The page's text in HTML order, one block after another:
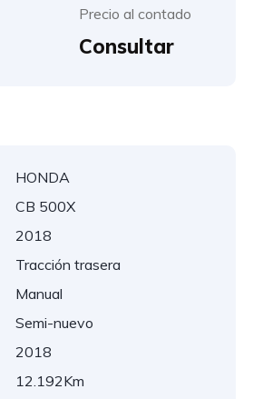
Precio al contado
Consultar
HONDA
CB 500X
2018
Tracción trasera
Manual
Semi-nuevo
2018
12.192Km